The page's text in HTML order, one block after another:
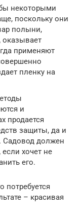
некоторыми
поскольку они
полыни,
оказывает
применяют
пленку на
и
продается
защиты, да и
Садовод должен
хочет не
его.
потребуется
– красивая